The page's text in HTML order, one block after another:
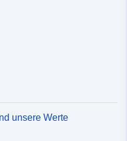
unsere Werte